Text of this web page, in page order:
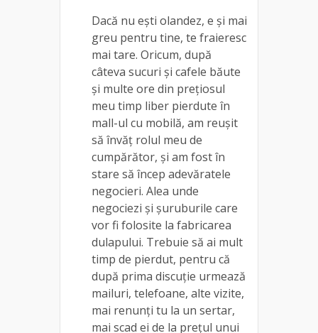
Dacă nu ești olandez, e și mai
greu pentru tine, te fraieresc
mai tare. Oricum, după
câteva sucuri și cafele băute
și multe ore din prețiosul
meu timp liber pierdute în
mall-ul cu mobilă, am reușit
să învăț rolul meu de
cumpărător, și am fost în
stare să încep adevăratele
negocieri. Alea unde
negociezi și șuruburile care
vor fi folosite la fabricarea
dulapului. Trebuie să ai mult
timp de pierdut, pentru că
după prima discuție urmează
mailuri, telefoane, alte vizite,
mai renunți tu la un sertar,
mai scad ei de la prețul unui